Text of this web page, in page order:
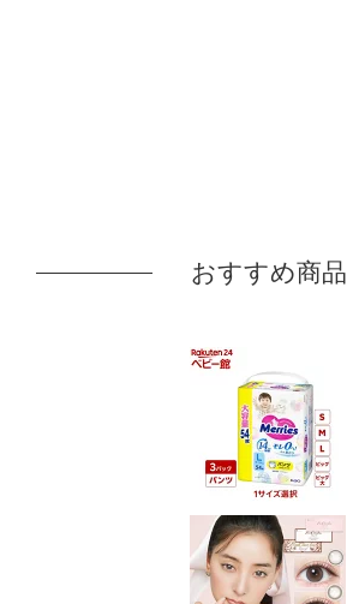
おすすめ商品